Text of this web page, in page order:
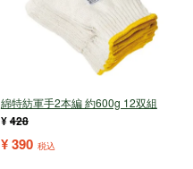
綿特紡軍手2本編 約600g 12双組
¥428
¥390 税込